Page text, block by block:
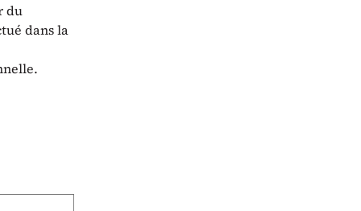
du
dans la